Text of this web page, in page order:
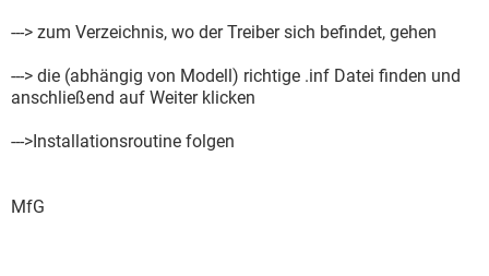
---> zum Verzeichnis, wo der Treiber sich befindet, gehen
---> die (abhängig von Modell) richtige .inf Datei finden und
anschließend auf Weiter klicken
--->Installationsroutine folgen
MfG